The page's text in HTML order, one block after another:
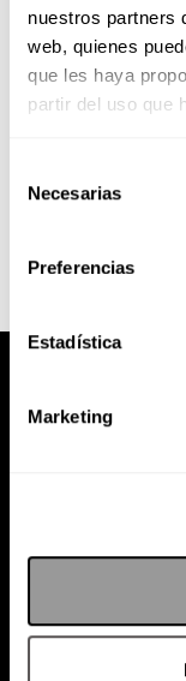
nuestros partners
web, quienes
que les haya
partir del uso que
Necesarias
Preferencias
Estadística
Marketing
PODCAST